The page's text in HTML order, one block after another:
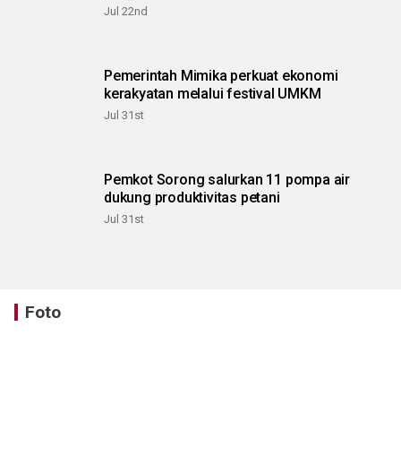
Jul 22nd
Pemerintah Mimika perkuat ekonomi
kerakyatan melalui festival UMKM
Jul 31st
Pemkot Sorong salurkan 11 pompa air
dukung produktivitas petani
Jul 31st
Foto